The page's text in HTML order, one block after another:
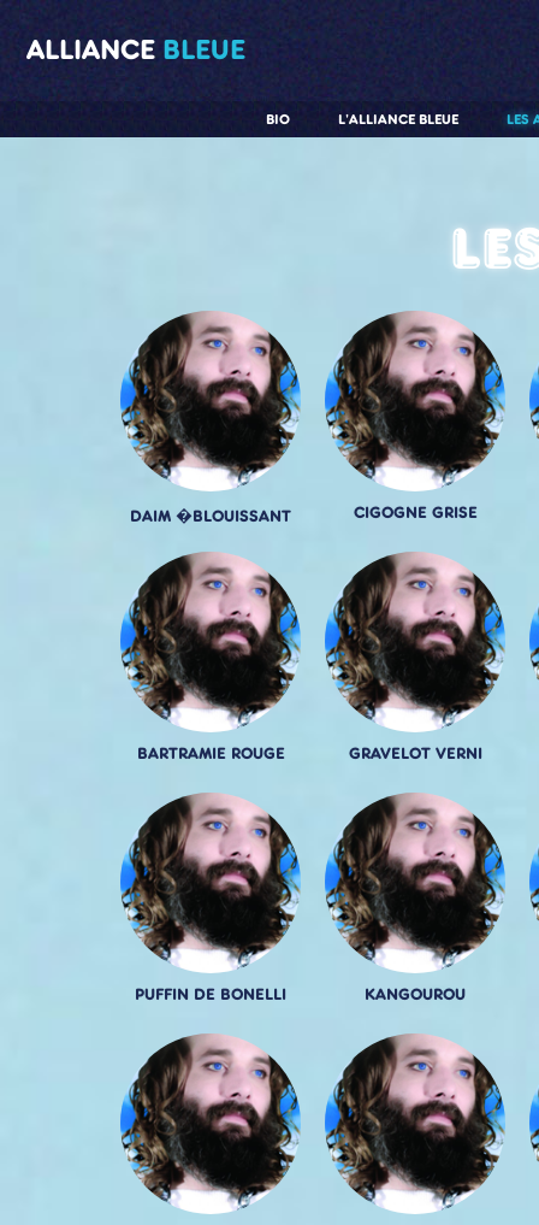
ALLIANCE BLEUE
LES
L'ALLIANCE BLEUE
BIO
DAIM �BLOUISSANT CIGOGNE GRISE
BARTRAMIE ROUGE GRAVELOT VERNI
PUFFIN DE BONELLI KANGOUROU